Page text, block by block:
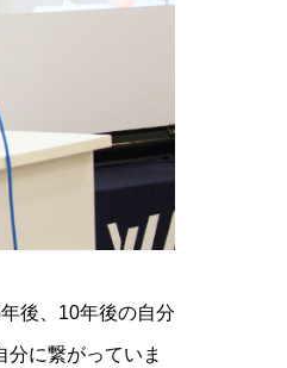
後、10年後の自分
に繋がっていま